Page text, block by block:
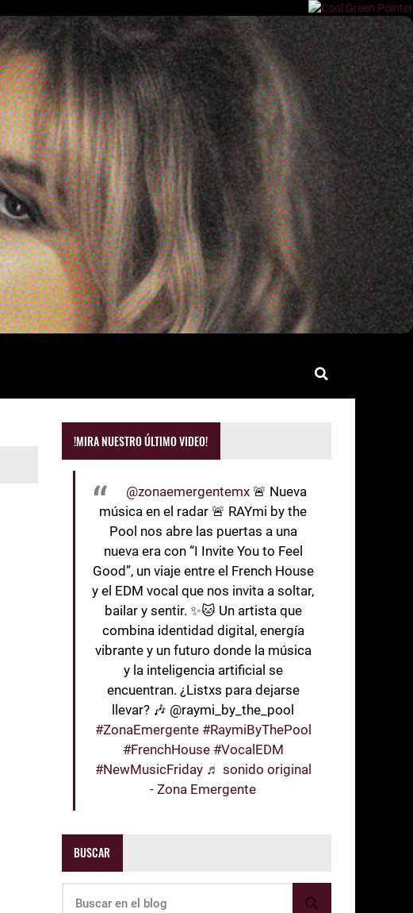
!MIRA NUESTRO ÚLTIMO VIDEO!
@zonaemergentemx 🚨 Nueva
música en el radar 🚨 RAYmi by the
Pool nos abre las puertas a una
nueva era con “I Invite You to Feel
Good”, un viaje entre el French House
y el EDM vocal que nos invita a soltar,
bailar y sentir. ✨🐱 Un artista que
combina identidad digital, energía
vibrante y un futuro donde la música
y la inteligencia artificial se
encuentran. ¿Listxs para dejarse
llevar? 🎶 @raymi_by_the_pool
#ZonaEmergente #RaymiByThePool
#FrenchHouse #VocalEDM
#NewMusicFriday ♬ sonido original
- Zona Emergente
BUSCAR